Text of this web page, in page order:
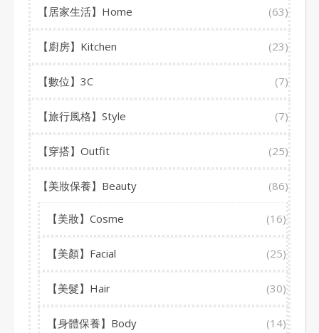
【居家生活】Home (63)
【廚房】Kitchen (23)
【數位】3C (7)
【旅行風格】Style (7)
【穿搭】Outfit (25)
【美妝保養】Beauty (86)
【美妝】Cosme (16)
【美顏】Facial (25)
【美髮】Hair (30)
【身體保養】Body (14)